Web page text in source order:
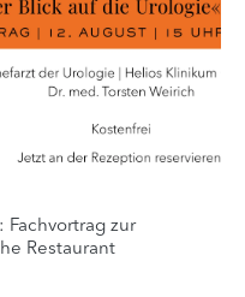
zur
Restaurant